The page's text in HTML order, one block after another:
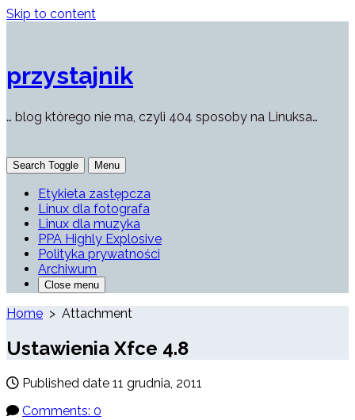
Skip to content
przystajnik
… blog którego nie ma, czyli 404 sposoby na Linuksa…
Search Toggle Menu
Etykieta zastępcza
Linux dla fotografa
Linux dla muzyka
PPA Highly Explosive
Polityka prywatności
Archiwum
Close menu
Home > Attachment
Ustawienia Xfce 4.8
Published date 11 grudnia, 2011
Comments: 0